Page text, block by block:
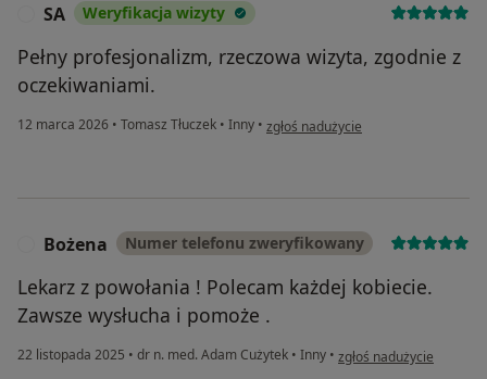
SA Weryfikacja wizyty
Pełny profesjonalizm, rzeczowa wizyta, zgodnie z
oczekiwaniami.
12 marca 2026 • Tomasz Tłuczek • Inny • w opinii użytkownika SA
zgłoś nadużycie
Bożena Numer telefonu zweryfikowany
Lekarz z powołania ! Polecam każdej kobiecie.
Zawsze wysłucha i pomoże .
22 listopada 2025 • dr n. med. Adam Cużytek • Inny • w opinii użytkownika
zgłoś nadużycie